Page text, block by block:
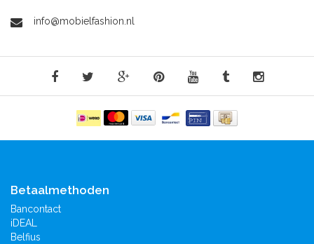
info@mobielfashion.nl
Betaalmethoden
Bancontact
iDEAL
Belfius